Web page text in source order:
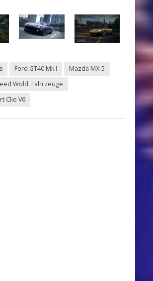
Ford GT40 Mk.I
Mazda MX-5
Wold. Fahrzeuge
Clio V6